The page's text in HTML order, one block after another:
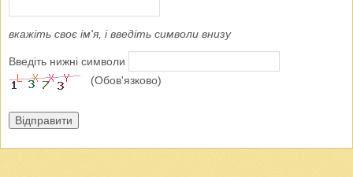
вкажіть своє ім'я, і введіть символи внизу
Введіть нижні символи
(Обов'язково)
Відправити